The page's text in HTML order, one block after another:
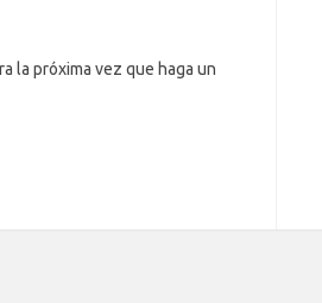
la próxima vez que haga un